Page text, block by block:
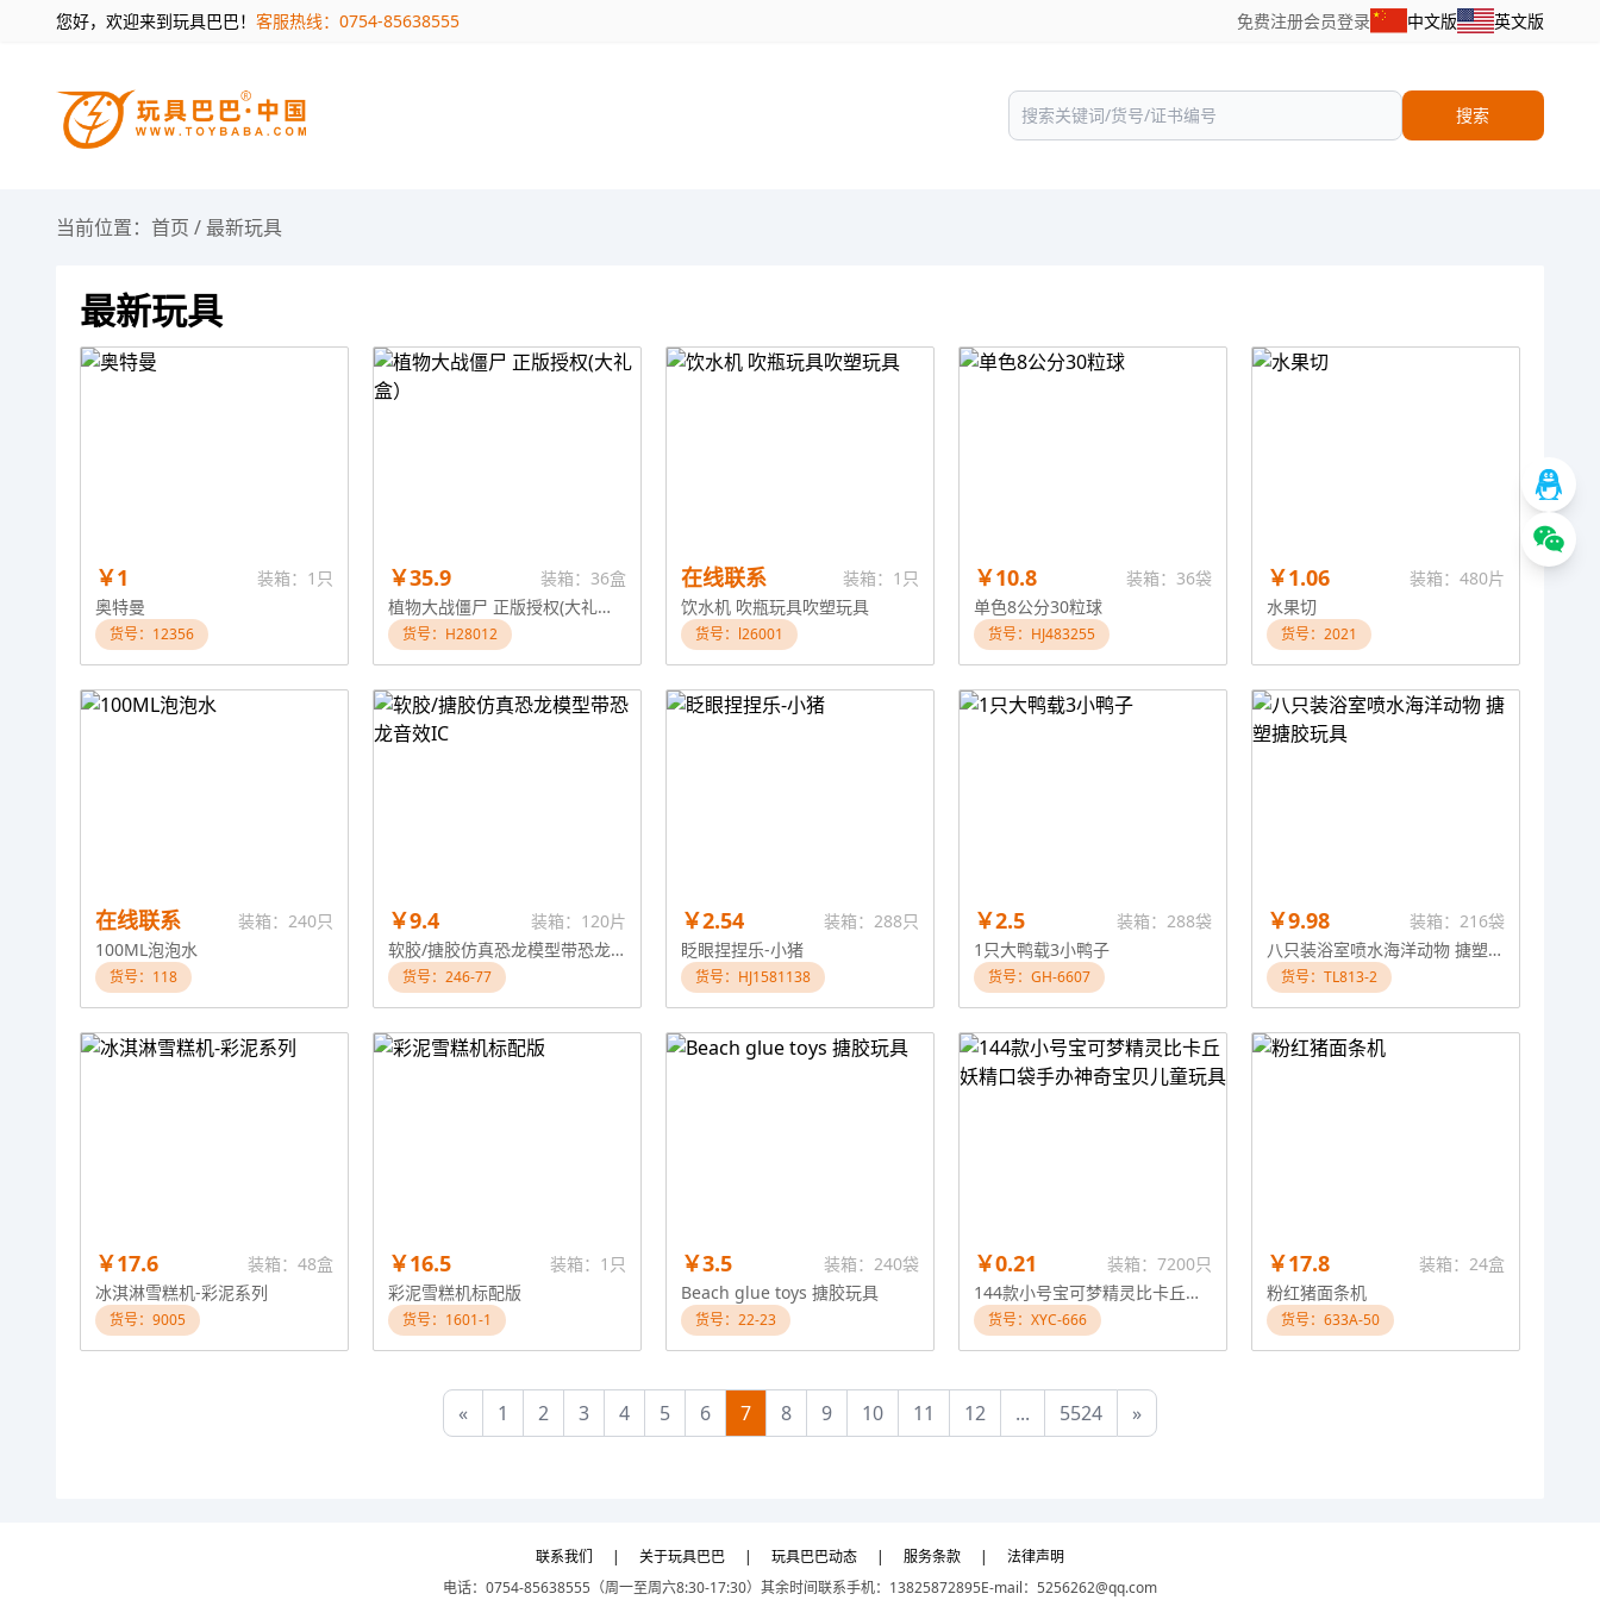
您好，欢迎来到玩具巴巴！ 客服热线：0754-85638555 免费注册会员登录 中文版 英文版
搜索
当前位置： 首页 /最新玩具
最新玩具
￥1
装箱：1只
奥特曼
货号：12356
￥35.9
装箱：36盒
植物大战僵尸 正版授权(大礼盒）
货号：H28012
在线联系
装箱：1只
饮水机 吹瓶玩具吹塑玩具
货号：l26001
￥10.8
装箱：36袋
单色8公分30粒球
货号：HJ483255
￥1.06
装箱：480片
水果切
货号：2021
在线联系
装箱：240只
100ML泡泡水
货号：118
￥9.4
装箱：120片
软胶/搪胶仿真恐龙模型带恐龙音效IC
货号：246-77
￥2.54
装箱：288只
眨眼捏捏乐-小猪
货号：HJ1581138
￥2.5
装箱：288袋
1只大鸭载3小鸭子
货号：GH-6607
￥9.98
装箱：216袋
八只装浴室喷水海洋动物 搪塑搪胶玩具
货号：TL813-2
￥17.6
装箱：48盒
冰淇淋雪糕机-彩泥系列
货号：9005
￥16.5
装箱：1只
彩泥雪糕机标配版
货号：1601-1
￥3.5
装箱：240袋
Beach glue toys 搪胶玩具
货号：22-23
￥0.21
装箱：7200只
144款小号宝可梦精灵比卡丘妖精口袋手办神奇宝贝儿童玩具
货号：XYC-666
￥17.8
装箱：24盒
粉红猪面条机
货号：633A-50
« 1 2 3 4 5 6 7 8 9 10 11 12 ... 5524 »
联系我们 | 关于玩具巴巴 | 玩具巴巴动态 | 服务条款 |
法律声明
电话：0754-85638555（周一至周六8:30-17:30） 其余时间联系手机：13825872895E-mail：5256262@qq.com